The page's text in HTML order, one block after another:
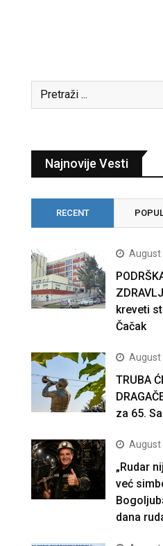
Najnovije Vesti
RECENT
August
kreveti
Čačak
August
TRUBA
za 65.
August
„Rudar
već
dana